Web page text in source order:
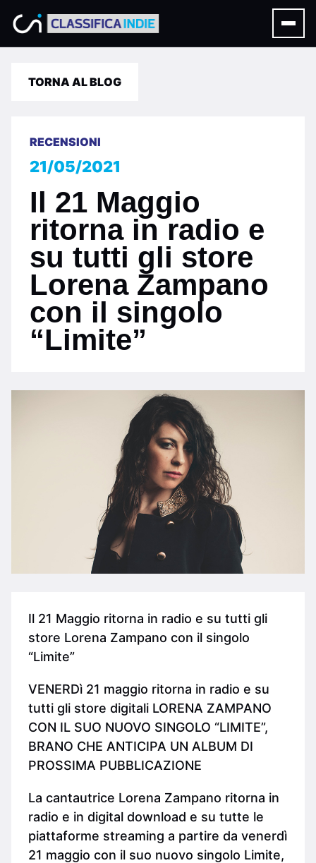
TORNA AL BLOG
RECENSIONI
21/05/2021
Il 21 Maggio
ritorna in radio e
su tutti gli store
Lorena Zampano
con il singolo
“Limite”
Il 21 Maggio ritorna in radio e su tutti gli
store Lorena Zampano con il singolo
“Limite”
VENERDì 21 maggio ritorna in radio e su
tutti gli store digitali LORENA ZAMPANO
CON IL SUO NUOVO SINGOLO “LIMITE”,
BRANO CHE ANTICIPA UN ALBUM DI
PROSSIMA PUBBLICAZIONE
La cantautrice Lorena Zampano ritorna in
radio e in digital download e su tutte le
piattaforme streaming a partire da venerdì
21 maggio con il suo nuovo singolo Limite,